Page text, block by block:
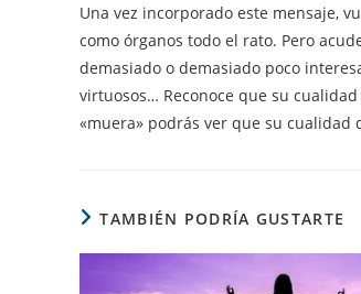
Una vez incorporado este mensaje,
como órganos todo el rato. Pero
demasiado o demasiado poco
virtuosos… Reconoce que su
«muera» podrás ver que su cualidad
TAMBIÉN PODRÍA GUSTARTE